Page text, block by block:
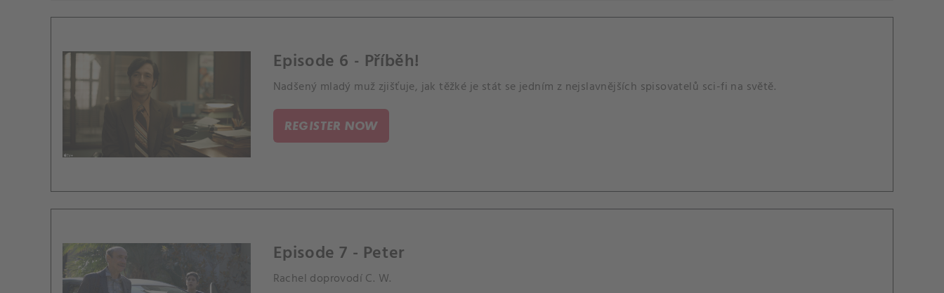
Episode 6 - Příběh!
Nadšený mladý muž zjišťuje, jak těžké je stát se jedním z nejslavnějších spisovatelů sci-fi na světě.
REGISTER NOW
Episode 7 - Peter
Rachel doprovodí C. W.